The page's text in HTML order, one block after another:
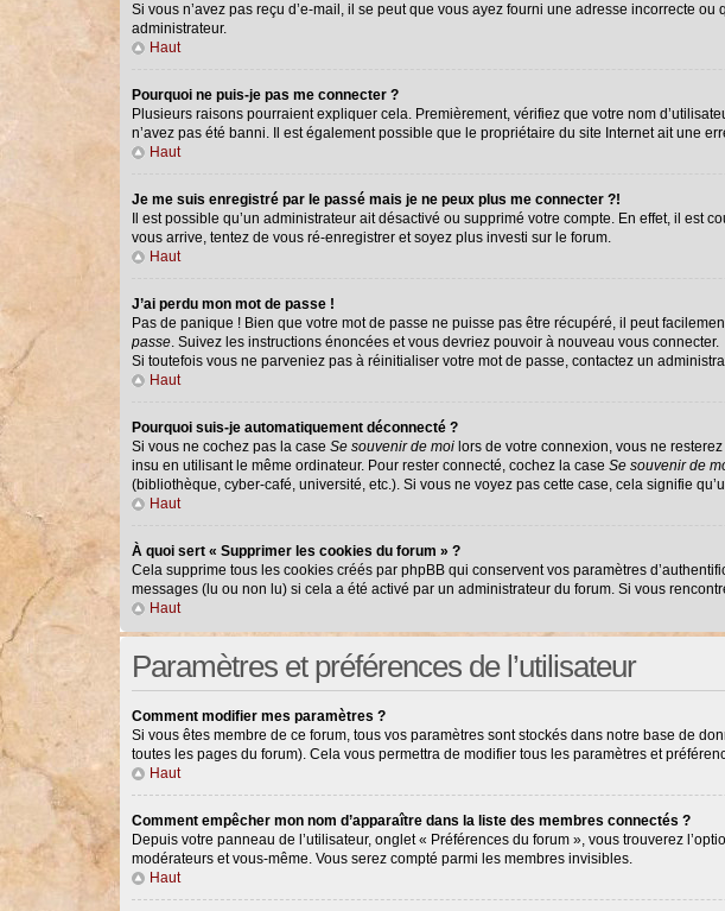
Si vous n’avez pas reçu d’e-mail, il se peut que vous ayez fourni une adresse incorrecte
administrateur.
Haut
Pourquoi ne puis-je pas me connecter ?
Plusieurs raisons pourraient expliquer cela. Premièrement, vérifiez que votre nom
n’avez pas été banni. Il est également possible que le propriétaire du site Internet ait une
Haut
Je me suis enregistré par le passé mais je ne peux plus me connecter ?!
Il est possible qu’un administrateur ait désactivé ou supprimé votre compte. En effet, il
vous arrive, tentez de vous ré-enregistrer et soyez plus investi sur le forum.
Haut
J’ai perdu mon mot de passe !
Pas de panique ! Bien que votre mot de passe ne puisse pas être récupéré, il peut
passe. Suivez les instructions énoncées et vous devriez pouvoir à nouveau vous connecter.
Si toutefois vous ne parveniez pas à réinitialiser votre mot de passe, contactez un
Haut
Pourquoi suis-je automatiquement déconnecté ?
Si vous ne cochez pas la case Se souvenir de moilors de votre connexion, vous ne
insu en utilisant le même ordinateur. Pour rester connecté, cochez la case Se souvenir de
(bibliothèque, cyber-café, université, etc.). Si vous ne voyez pas cette case, cela signifie
Haut
À quoi sert « Supprimer les cookies du forum » ?
Cela supprime tous les cookies créés par phpBB qui conservent vos paramètres
messages (lu ou non lu) si cela a été activé par un administrateur du forum. Si vous
Haut
Paramètres et préférences de l’utilisateur
Comment modifier mes paramètres ?
Si vous êtes membre de ce forum, tous vos paramètres sont stockés dans notre base de
toutes les pages du forum). Cela vous permettra de modifier tous les paramètres et
Haut
Comment empêcher mon nom d’apparaître dans la liste des membres connectés ?
Depuis votre panneau de l’utilisateur, onglet « Préférences du forum », vous trouverez
modérateurs et vous-même. Vous serez compté parmi les membres invisibles.
Haut